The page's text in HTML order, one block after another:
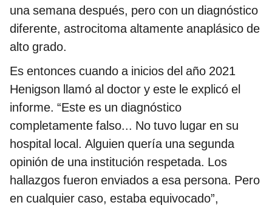
una semana después, pero con un diagnóstico
diferente, astrocitoma altamente anaplásico de
alto grado.
Es entonces cuando a inicios del año 2021
Henigson llamó al doctor y este le explicó el
informe. “Este es un diagnóstico
completamente falso... No tuvo lugar en su
hospital local. Alguien quería una segunda
opinión de una institución respetada. Los
hallazgos fueron enviados a esa persona. Pero
en cualquier caso, estaba equivocado”,